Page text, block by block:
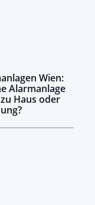
Wien:
Alarmanlage
Haus oder